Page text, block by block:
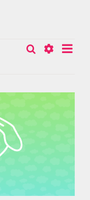
Búsqueda
navegació
Buscar
de
Día